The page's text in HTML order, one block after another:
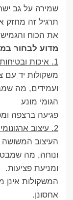
שמירה על גב
תרגיל זה מחזק
את הכוח
מדוע לבחור
1. איכות ובטיחות:
משקולות יד עם
ועמידים, מה
הגומי מונע
פגיעה ברצפה
2. עיצוב ארגונומי:
העיצוב
ונוחה, מה
ומניעת פציעות.
המשקולות
אחסונן.